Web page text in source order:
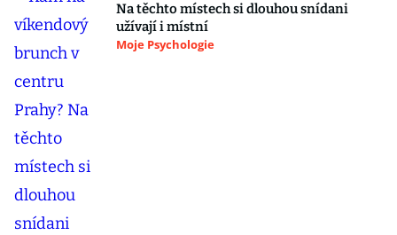
Na těchto místech si dlouhou snídani
užívají i místní
Moje Psychologie